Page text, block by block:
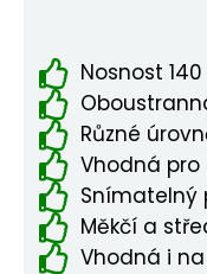
Nosnost
Různé
Vhodná pro
Snímatelný
Měkčí a
Vhodná i